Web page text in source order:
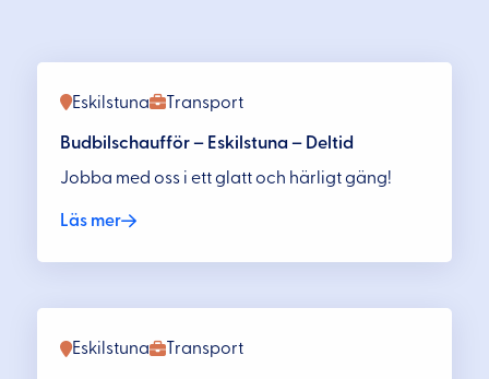
Transport
Eskilstuna
Budbilschaufför – Eskilstuna – Deltid
Jobba med oss i ett glatt och härligt gäng!
Läs mer
Transport
Eskilstuna